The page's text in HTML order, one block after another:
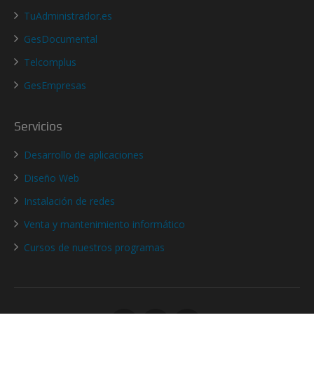
TuAdministrador.es
GesDocumental
Telcomplus
GesEmpresas
Servicios
Desarrollo de aplicaciones
Diseño Web
Instalación de redes
Venta y mantenimiento informático
Cursos de nuestros programas